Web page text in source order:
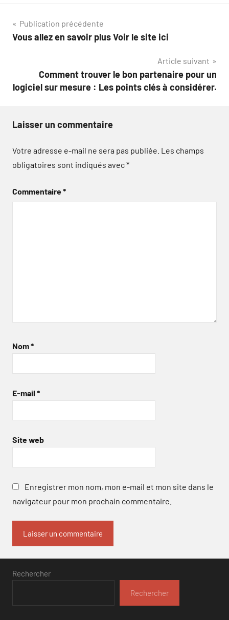
Navigation
de
Publication précédente
Vous allez en savoir plus Voir le site ici
Article suivant
Comment trouver le bon partenaire pour un
logiciel sur mesure : Les points clés à considérer.
Laisser un commentaire
Votre adresse e-mail ne sera pas publiée. Les champs
obligatoires sont indiqués avec*
Commentaire*
Nom*
E-mail *
Site web
Enregistrer mon nom, mon e-mail et mon site dans le
navigateur pour mon prochain commentaire.
Rechercher
Rechercher